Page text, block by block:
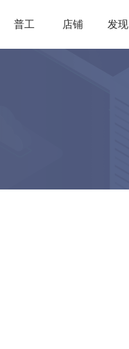
普工 店铺 发现